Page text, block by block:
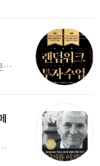
[윤진기 경남대 명예교수] 저자의 경력이나 명성 때문인지 2020년에 번역 출판된 《랜덤워크 투자수업》(A Random Walk Down Wall Street) 12판은 표지부터가 거창하다. ‘45년간 12번 개정하며 철저히 검증한 투자서’, ‘전문가 부럽지 않은 투자 감각을 길러주는 위대한 투자지침서’ 라는 은빛 광고문구로 독자를 유혹한다.[1] 출판 50주...
에도 여러 가지 흥미로운 일화를 남겼다.수학을 이용하여 카지노를 이길 수 있는지가 궁금했던 그는 동료 교수가 소개해 준 블랙잭(Blackjack) 전략의 핵심을 손바닥 크기의 종이에 요...